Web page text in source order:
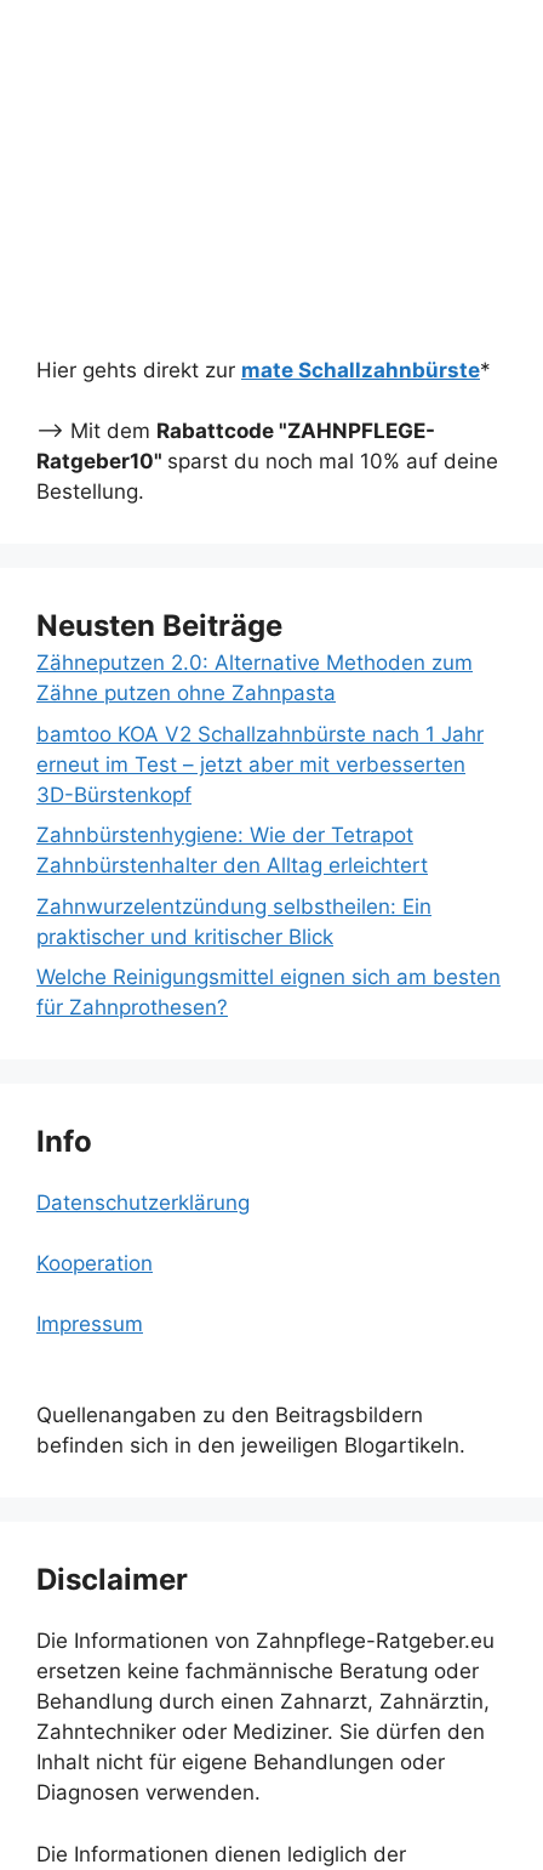
Hier gehts direkt zur mate Schallzahnbürste*
--> Mit dem Rabattcode "ZAHNPFLEGE-
Ratgeber10" sparst du noch mal 10% auf deine
Bestellung.
Neusten Beiträge
Zähneputzen 2.0: Alternative Methoden zum
Zähne putzen ohne Zahnpasta
bamtoo KOA V2 Schallzahnbürste nach 1 Jahr
erneut im Test – jetzt aber mit verbesserten
3D-Bürstenkopf
Zahnbürstenhygiene: Wie der Tetrapot
Zahnbürstenhalter den Alltag erleichtert
Zahnwurzelentzündung selbstheilen: Ein
praktischer und kritischer Blick
Welche Reinigungsmittel eignen sich am besten
für Zahnprothesen?
Info
Datenschutzerklärung
Kooperation
Impressum
Quellenangaben zu den Beitragsbildern
befinden sich in den jeweiligen Blogartikeln.
Disclaimer
Die Informationen von Zahnpflege-Ratgeber.eu
ersetzen keine fachmännische Beratung oder
Behandlung durch einen Zahnarzt, Zahnärztin,
Zahntechniker oder Mediziner. Sie dürfen den
Inhalt nicht für eigene Behandlungen oder
Diagnosen verwenden.
Die Informationen dienen lediglich der